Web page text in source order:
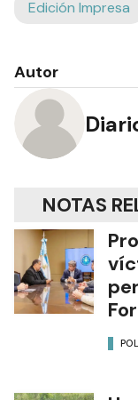
Edición Impresa
Autor
NOTAS